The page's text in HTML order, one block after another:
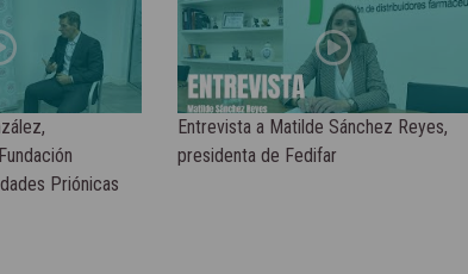
Priónicas
Entrevista a Matilde Sánchez Reyes,
presidenta de Fedifar